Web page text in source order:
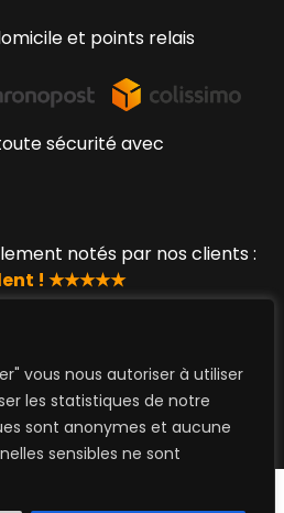
vous nous autoriser à utiliser
les statistiques de notre
sont anonymes et aucune
sensibles ne sont
et points relais
sécurité avec
notés par nos clients :
! ★★★★★
geek.com par QUEEN TOYS
SAS